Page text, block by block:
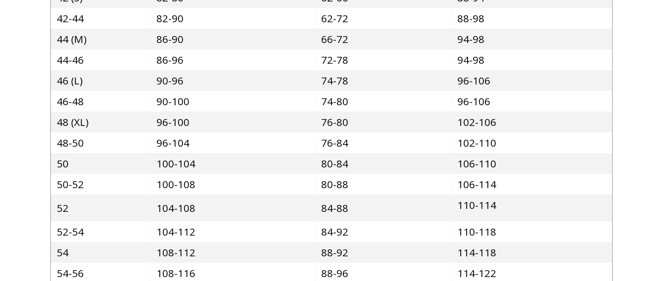
42-44
82-90 62-72
88-98
44 (M)
86-90 66-72
94-98
44-46
86-96 72-78
94-98
46 (L)
90-96 74-78
96-106
46-48
90-100 74-80
96-106
48 (XL)
96-100 76-80
102-106
48-50
96-104 76-84
102-110
50
100-104 80-84
106-110
50-52
100-108 80-88
106-114
52
104-108 84-88
110-114
52-54
104-112 84-92
110-118
54
108-112 88-92
114-118
54-56
108-116 88-96
114-122